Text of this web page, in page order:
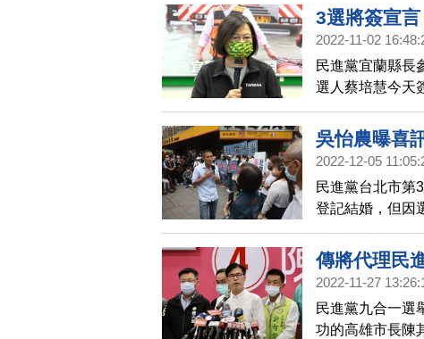
測，今年台灣人
體國民努力的
3選將簽宣
2022-11-02
民進黨宜蘭縣長
選人蔡培慧今天
改變的機會，只
治，成為黑金特
吳怡農曝喜
2022-12-05
民進黨台北市第
登記結婚，但因
望有自己的生活
傳將代理民
2022-11-27
民進黨九合一選
功的高雄市長陳